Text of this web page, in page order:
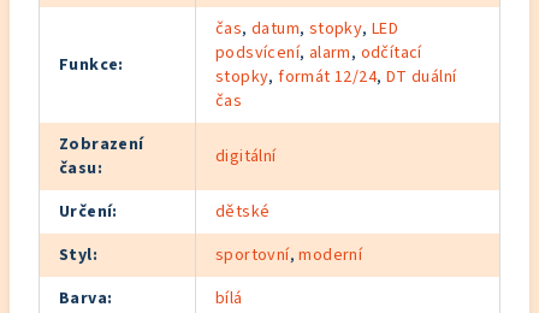
Funkce:
čas,datum, stopky,LED
podsvícení, alarm, odčítací
stopky,formát 12/24, DT duální
čas
Zobrazení
času: digitální
Určení:
dětské
Styl: sportovní,moderní
Barva:
bílá